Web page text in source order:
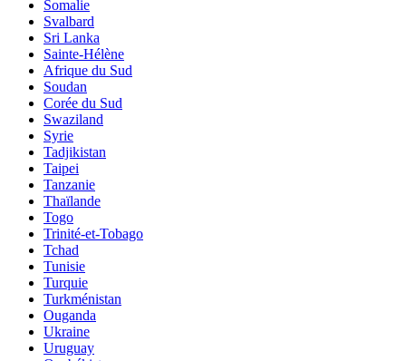
Somalie
Svalbard
Sri Lanka
Sainte-Hélène
Afrique du Sud
Soudan
Corée du Sud
Swaziland
Syrie
Tadjikistan
Taipei
Tanzanie
Thaïlande
Togo
Trinité-et-Tobago
Tchad
Tunisie
Turquie
Turkménistan
Ouganda
Ukraine
Uruguay